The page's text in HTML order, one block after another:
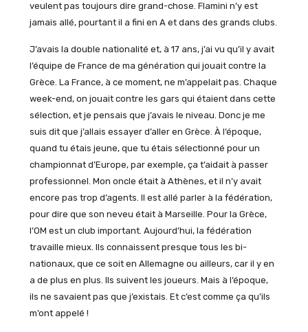
veulent pas toujours dire grand-chose. Flamini n’y est
jamais allé, pourtant il a fini en A et dans des grands clubs.
J’avais la double nationalité et, à 17 ans, j’ai vu qu’il y avait
l’équipe de France de ma génération qui jouait contre la
Grèce. La France, à ce moment, ne m’appelait pas. Chaque
week-end, on jouait contre les gars qui étaient dans cette
sélection, et je pensais que j’avais le niveau. Donc je me
suis dit que j’allais essayer d’aller en Grèce. À l’époque,
quand tu étais jeune, que tu étais sélectionné pour un
championnat d’Europe, par exemple, ça t’aidait à passer
professionnel. Mon oncle était à Athènes, et il n’y avait
encore pas trop d’agents. Il est allé parler à la fédération,
pour dire que son neveu était à Marseille. Pour la Grèce,
l’OM est un club important. Aujourd’hui, la fédération
travaille mieux. Ils connaissent presque tous les bi-
nationaux, que ce soit en Allemagne ou ailleurs, car il y en
a de plus en plus. Ils suivent les joueurs. Mais à l’époque,
ils ne savaient pas que j’existais. Et c’est comme ça qu’ils
m’ont appelé !